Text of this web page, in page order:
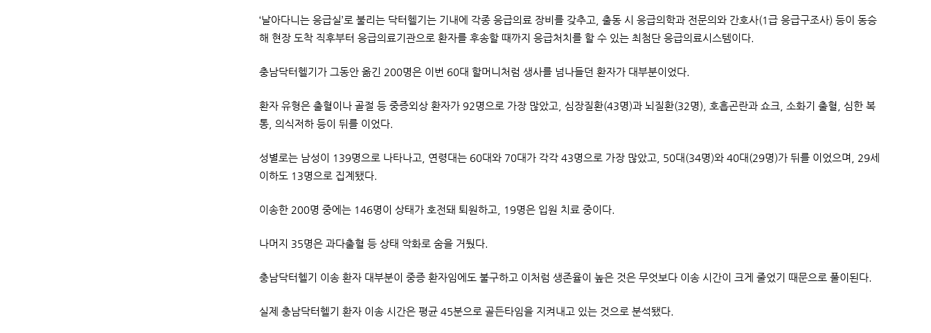
‘날아다니는 응급실’로 불리는 닥터헬기는 기내에 각종 응급의료 장비를 갖추고, 출동 시 응급의학과 전문의와 간호사(1급 응급구조사) 등이 동승
해 현장 도착 직후부터 응급의료기관으로 환자를 후송할 때까지 응급처치를 할 수 있는 최첨단 응급의료시스템이다.
충남닥터헬기가 그동안 옮긴 200명은 이번 60대 할머니처럼 생사를 넘나들던 환자가 대부분이었다.
환자 유형은 출혈이나 골절 등 중증외상 환자가 92명으로 가장 많았고, 심장질환(43명)과 뇌질환(32명), 호흡곤란과 쇼크, 소화기 출혈, 심한 복
통, 의식저하 등이 뒤를 이었다.
성별로는 남성이 139명으로 나타나고, 연령대는 60대와 70대가 각각 43명으로 가장 많았고, 50대(34명)와 40대(29명)가 뒤를 이었으며, 29세
이하도 13명으로 집계됐다.
이송한 200명 중에는 146명이 상태가 호전돼 퇴원하고, 19명은 입원 치료 중이다.
나머지 35명은 과다출혈 등 상태 악화로 숨을 거뒀다.
충남닥터헬기 이송 환자 대부분이 중증 환자임에도 불구하고 이처럼 생존율이 높은 것은 무엇보다 이송 시간이 크게 줄었기 때문으로 풀이된다.
실제 충남닥터헬기 환자 이송 시간은 평균 45분으로 골든타임을 지켜내고 있는 것으로 분석됐다.